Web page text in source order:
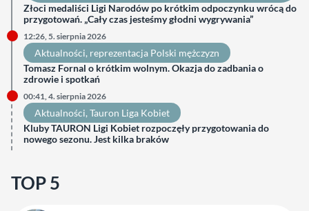
Złoci medaliści Ligi Narodów po krótkim odpoczynku wrócą do
przygotowań. „Cały czas jesteśmy głodni wygrywania”
12:26, 5. sierpnia 2026
Aktualności, reprezentacja Polski mężczyzn
Tomasz Fornal o krótkim wolnym. Okazja do zadbania o
zdrowie i spotkań
00:41, 4. sierpnia 2026
Aktualności, Tauron Liga Kobiet
Kluby TAURON Ligi Kobiet rozpoczęły przygotowania do
nowego sezonu. Jest kilka braków
TOP 5